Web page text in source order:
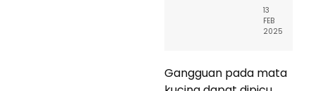
13
FEB
2025
Gangguan pada mata